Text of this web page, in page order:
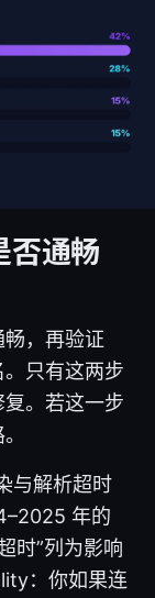
否通畅
，再验证
只有这两步
。若这一步
与解析超时
年的
时”列为影响
：你如果连